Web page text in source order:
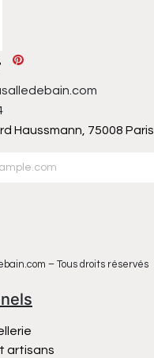
Haussmann, 75008 Paris
– Tous droits réservés
artisans